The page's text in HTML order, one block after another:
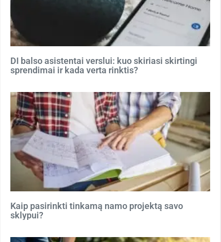
DI balso asistentai verslui: kuo skiriasi skirtingi
sprendimai ir kada verta rinktis?
Kaip pasirinkti tinkamą namo projektą savo
sklypui?